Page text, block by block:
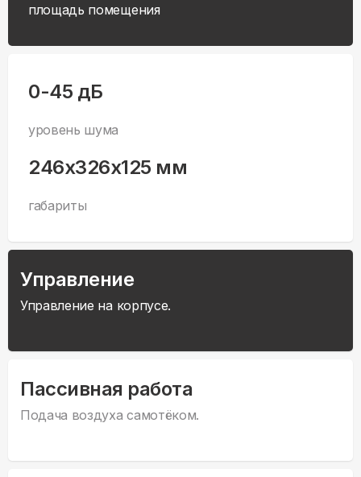
площадь помещения
0-45 дБ
уровень шума
246x326x125 мм
габариты
Управление
Управление на корпусе.
Пассивная работа
Подача воздуха самотёком.